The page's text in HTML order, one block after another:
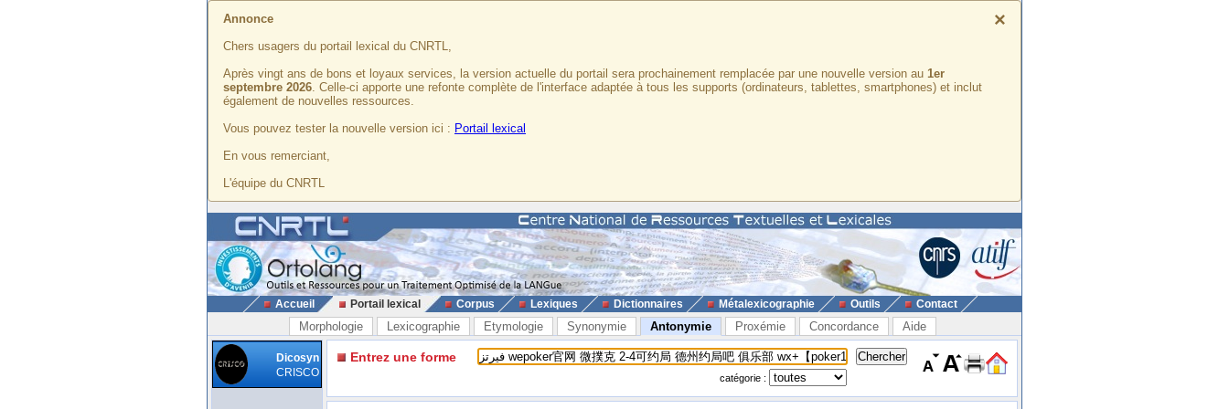
×
Annonce
Chers usagers du portail lexical du CNRTL,
Après vingt ans de bons et loyaux services, la version actuelle du portail sera prochainement remplacée par une nouvelle version au 1er
septembre 2026. Celle-ci apporte une refonte complète de l'interface adaptée à tous les supports (ordinateurs, tablettes, smartphones) et inclut
également de nouvelles ressources.
Vous pouvez tester la nouvelle version ici : Portail lexical
En vous remerciant,
L'équipe du CNRTL
Accueil Portail lexical Corpus Lexiques Dictionnaires Métalexicographie Outils Contact
Morphologie Lexicographie Etymologie Synonymie Antonymie Proxémie Concordance Aide
Dicosyn
CRISCO
Entrez une forme
catégorie :